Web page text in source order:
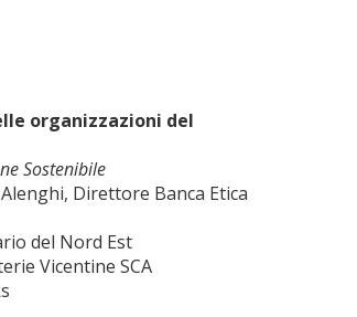
organizzazioni del
Sostenibile
Direttore Banca Etica
del Nord Est
Vicentine SCA